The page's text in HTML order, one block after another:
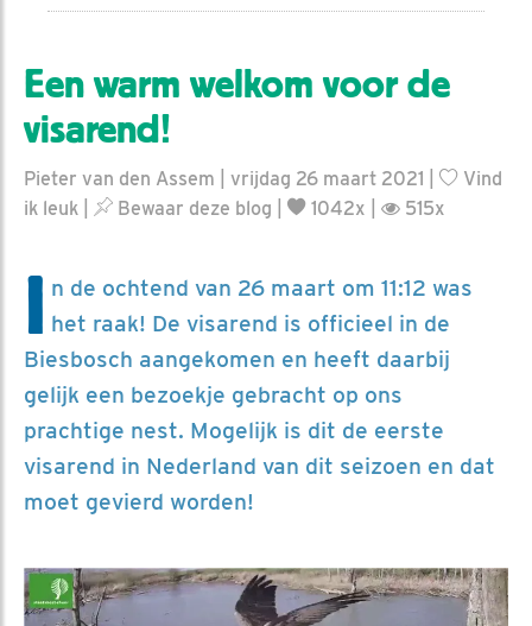
Een warm welkom voor de
visarend!
Pieter van den Assem | vrijdag 26 maart 2021 |
Vind
ik leuk
Bewaar deze blog 1042x | 515x
I n de ochtend van 26 maart om 11:12 was
het raak! De visarend is officieel in de
Biesbosch aangekomen en heeft daarbij
gelijk een bezoekje gebracht op ons
prachtige nest. Mogelijk is dit de eerste
visarend in Nederland van dit seizoen en dat
moet gevierd worden!